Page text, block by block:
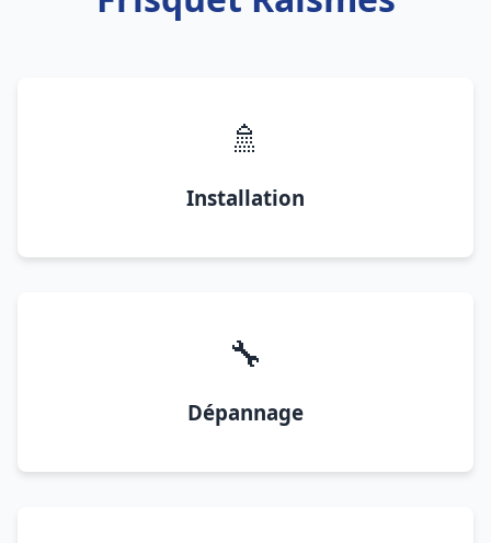
🚿
Installation
🔧
Dépannage